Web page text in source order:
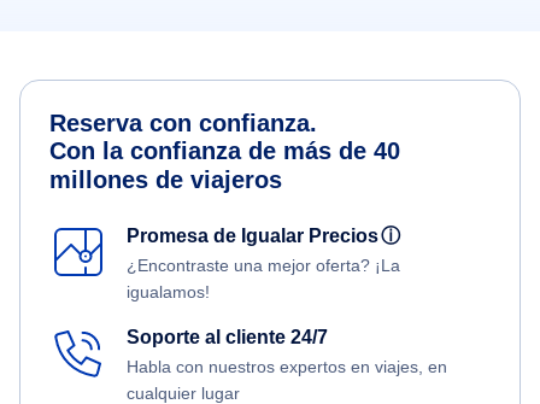
Reserva con confianza.
Con la confianza de más de 40
millones de viajeros
Promesa de Igualar Preciosⓘ
¿Encontraste una mejor oferta? ¡La
igualamos!
Soporte al cliente 24/7
Habla con nuestros expertos en viajes, en
cualquier lugar